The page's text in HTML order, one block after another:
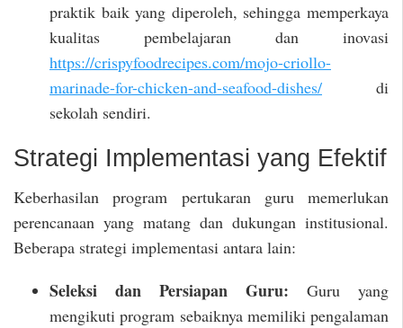
praktik baik yang diperoleh, sehingga memperkaya
kualitas pembelajaran dan inovasi
https://crispyfoodrecipes.com/mojo-criollo-
marinade-for-chicken-and-seafood-dishes/ di
sekolah sendiri.
Strategi Implementasi yang Efektif
Keberhasilan program pertukaran guru memerlukan
perencanaan yang matang dan dukungan institusional.
Beberapa strategi implementasi antara lain:
Seleksi dan Persiapan Guru: Guru yang
mengikuti program sebaiknya memiliki pengalaman